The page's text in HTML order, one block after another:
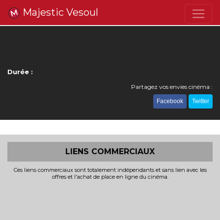
Majestic Vesoul
Durée :
Partagez vos envies cinéma :
Facebook Twitter
LIENS COMMERCIAUX
Ces liens commerciaux sont totalement indépendants et sans lien avec les
offres et l'achat de place en ligne du cinéma.